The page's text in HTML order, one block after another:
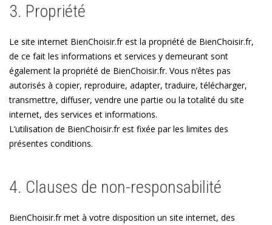
3. Propriété
Le site internet BienChoisir.fr est la propriété de BienChoisir.fr,
de ce fait les informations et services y demeurant sont
également la propriété de BienChoisir.fr. Vous n’êtes pas
autorisés à copier, reproduire, adapter, traduire, télécharger,
transmettre, diffuser, vendre une partie ou la totalité du site
internet, des services et informations.
L’utilisation de BienChoisir.fr est fixée par les limites des
présentes conditions.
4. Clauses de non-responsabilité
BienChoisir.fr met à votre disposition un site internet, des